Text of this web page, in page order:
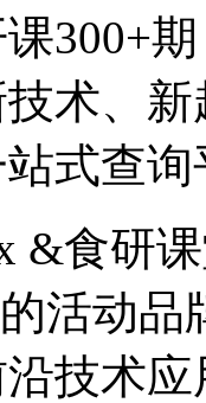
300+
术、
式查
&食研
活动
技术